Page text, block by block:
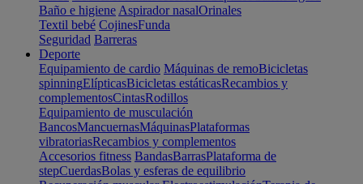
Baño e higiene Aspirador nasalOrinales
Textil bebé CojinesFunda
Seguridad Barreras
Deporte
Equipamiento de cardio Máquinas de remoBicicletas
spinningElípticasBicicletas estáticasRecambios y
complementosCintasRodillos
Equipamiento de musculación
BancosMancuernasMáquinasPlataformas
vibratoriasRecambios y complementos
Accesorios fitness BandasBarrasPlataforma de
stepCuerdasBolas y esferas de equilibrio